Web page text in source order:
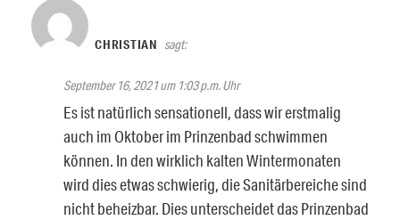
CHRISTIAN sagt:
September 16, 2021 um 1:03 p.m. Uhr
Es ist natürlich sensationell, dass wir erstmalig
auch im Oktober im Prinzenbad schwimmen
können. In den wirklich kalten Wintermonaten
wird dies etwas schwierig, die Sanitärbereiche sind
nicht beheizbar. Dies unterscheidet das Prinzenbad